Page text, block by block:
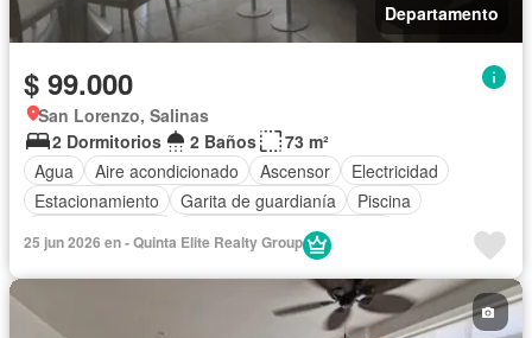
Departamento
$ 99.000
San Lorenzo, Salinas
2 Dormitorios
2 Baños
73 m²
Agua
Aire acondicionado Ascensor
Electricidad
Estacionamiento
Garita de guardianía
Piscina
Completamente amoblado
25 jun 2026 en - Quinta Elite Realty Group